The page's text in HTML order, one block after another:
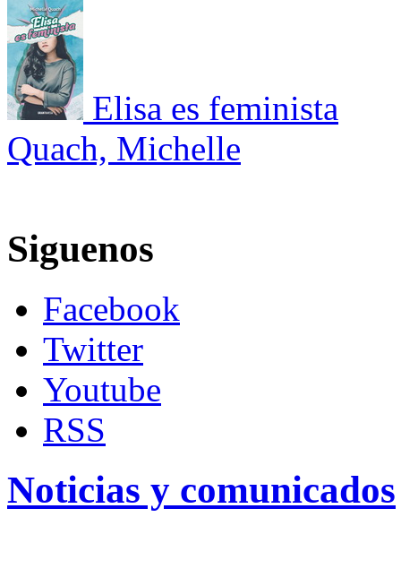
Elisa es feminista
Quach, Michelle
Siguenos
Facebook
Twitter
Youtube
RSS
Noticias y comunicados